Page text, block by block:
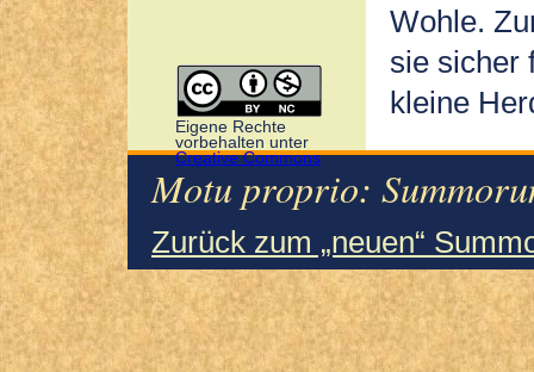
Wohle.
sie sicher
kleine
Motu proprio:
Eigene Rechte
vorbehalten unter
Creative Commons
Zurück zum „neuen“